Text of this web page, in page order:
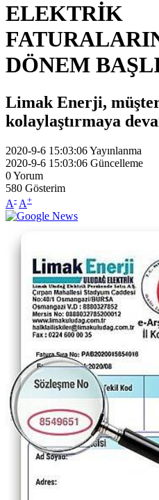
ELEKTRİK
DÖNEM
Limak Enerji,
kolaylaştırmaya
2020-9-6 15:03:06Yayınlanma
2020-9-6 15:03:06 Güncelleme
0Yorum
580 Gösterim
A- A+